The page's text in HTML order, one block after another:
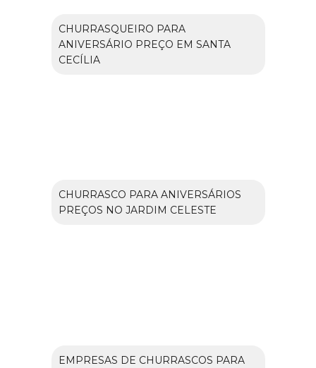
CHURRASQUEIRO PARA
ANIVERSÁRIO PREÇO EM SANTA
CECÍLIA
CHURRASCO PARA ANIVERSÁRIOS
PREÇOS NO JARDIM CELESTE
EMPRESAS DE CHURRASCOS PARA